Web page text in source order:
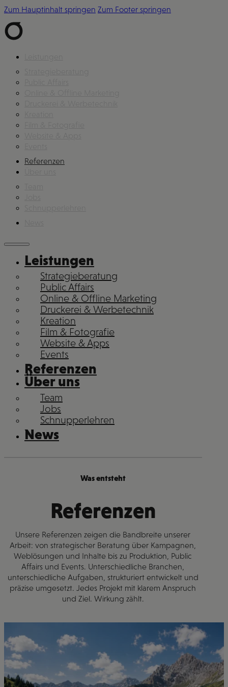
Zum Hauptinhalt springen Zum Footer springen
Referenzen
Leistungen
Strategieberatung
Public Affairs
Online & Offline Marketing
Druckerei & Werbetechnik
Kreation
Film & Fotografie
Website & Apps
Events
Referenzen
Über uns
Team
Jobs
Schnupperlehren
News
Was entsteht
Referenzen
Unsere Referenzen zeigen die Bandbreite unserer
Arbeit: von strategischer Beratung über Kampagnen,
Weblösungen und Inhalte bis zu Produktion, Public
Affairs und Events. Unterschiedliche Branchen,
unterschiedliche Aufgaben, strukturiert entwickelt und
präzise umgesetzt. Jedes Projekt mit klarem Anspruch
und Ziel. Wirkung zählt.